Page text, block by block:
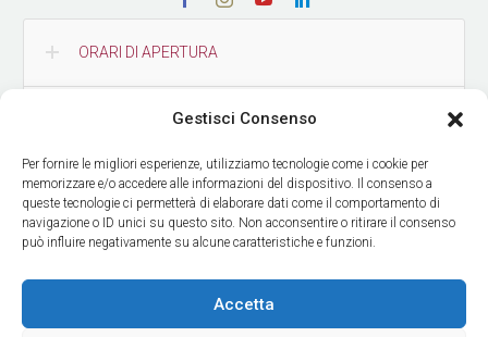
Gestisci Consenso
Per fornire le migliori esperienze, utilizziamo tecnologie come i cookie per
memorizzare e/o accedere alle informazioni del dispositivo. Il consenso a
queste tecnologie ci permetterà di elaborare dati come il comportamento di
navigazione o ID unici su questo sito. Non acconsentire o ritirare il consenso
può influire negativamente su alcune caratteristiche e funzioni.
Accetta
ORARI DI APERTURA
COME RAGGIUNGERCI